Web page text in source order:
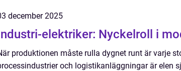
december 2025
elektriker: Nyckelroll i
produktionen måste rulla dygnet runt är varje
och logistikanläggningar är elen